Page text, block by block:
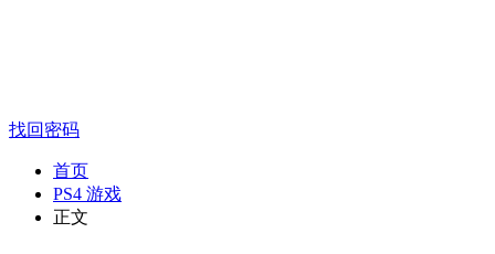
找回密码
首页
PS4 游戏
正文